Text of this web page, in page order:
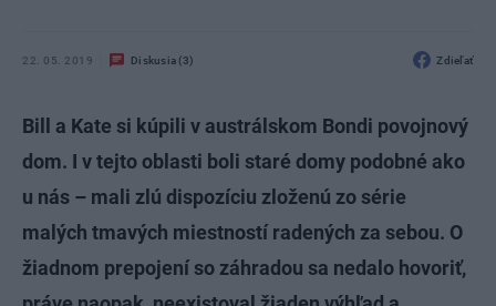
22. 05. 2019 Diskusia (3) Zdieľať
Bill a Kate si kúpili v austrálskom Bondi povojnový
dom. I v tejto oblasti boli staré domy podobné ako
u nás – mali zlú dispozíciu zloženú zo série
malých tmavých miestností radených za sebou. O
žiadnom prepojení so záhradou sa nedalo hovoriť,